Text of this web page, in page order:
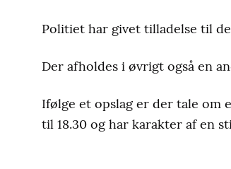
Politiet har givet tilladelse til
Der afholdes i øvrigt også en
Ifølge et opslag er der tale om
til 18.30 og har karakter af en